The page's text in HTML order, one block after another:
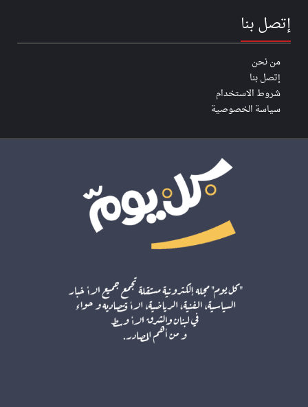
إتصل بنا
من نحن
إتصل بنا
شروط الاستخدام
سياسة الخصوصية